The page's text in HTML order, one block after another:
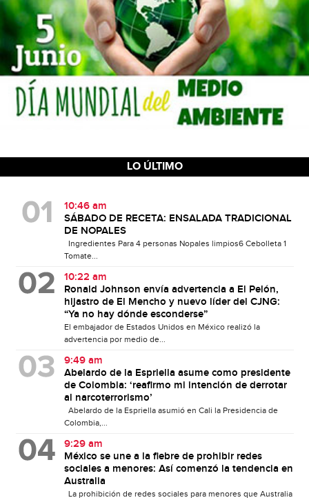
LO ÚLTIMO
10:46 am
SÁBADO DE RECETA: ENSALADA TRADICIONAL
DE NOPALES
Ingredientes Para 4 personas Nopales limpios6 Cebolleta 1
Tomate...
10:22 am
Ronald Johnson envía advertencia a El Pelón,
hijastro de El Mencho y nuevo líder del CJNG:
“Ya no hay dónde esconderse”
El embajador de Estados Unidos en México realizó la
advertencia por medio de...
9:49 am
Abelardo de la Espriella asume como presidente
de Colombia: ‘reafirmo mi intención de derrotar
al narcoterrorismo’
Abelardo de la Espriella asumió en Cali la Presidencia de
Colombia,...
9:29 am
México se une a la fiebre de prohibir redes
sociales a menores: Así comenzó la tendencia en
Australia
La prohibición de redes sociales para menores que Australia